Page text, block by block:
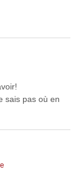
sais pas où en